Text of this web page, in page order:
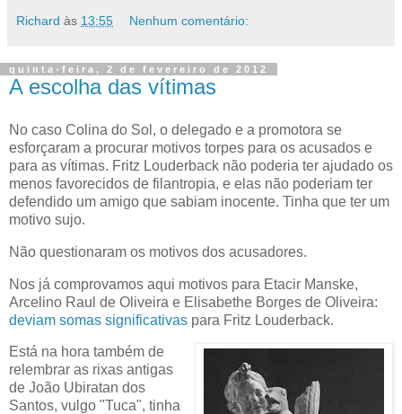
Richard às 13:55 Nenhum comentário:
quinta-feira, 2 de fevereiro de 2012
A escolha das vítimas
No caso Colina do Sol, o delegado e a promotora se
esforçaram a procurar motivos torpes para os acusados e
para as vítimas. Fritz Louderback não poderia ter ajudado os
menos favorecidos de filantropia, e elas não poderiam ter
defendido um amigo que sabiam inocente. Tinha que ter um
motivo sujo.
Não questionaram os motivos dos acusadores.
Nos já comprovamos aqui motivos para Etacir Manske,
Arcelino Raul de Oliveira e Elisabethe Borges de Oliveira:
deviam somas significativas para Fritz Louderback.
Está na hora também de
relembrar as rixas antigas
de João Ubiratan dos
Santos, vulgo "Tuca", tinha